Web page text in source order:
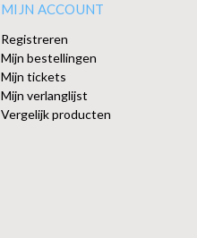
MIJN ACCOUNT
Registreren
Mijn bestellingen
Mijn tickets
Mijn verlanglijst
Vergelijk producten